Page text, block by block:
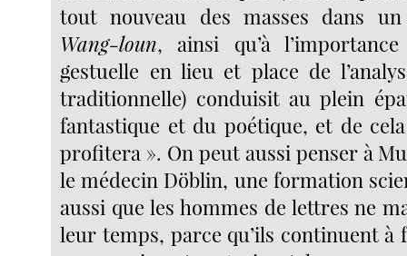
tout nouveau des masses dans
Wang-loun, ainsi qu’à
gestuelle en lieu et place de
traditionnelle) conduisit au plein
fantastique et du poétique, et de
profitera ». On peut aussi penser à
le médecin Döblin, une formation
aussi que les hommes de lettres ne
leur temps, parce qu’ils continuent à